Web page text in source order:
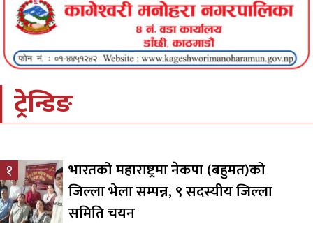
ट्रेन्डिङ
१
भारतको महाराष्ट्रमा नेकपा (बहुमत)को
जिल्ला भेला सम्पन्न, ९ सदस्यीय जिल्ला
समिति चयन